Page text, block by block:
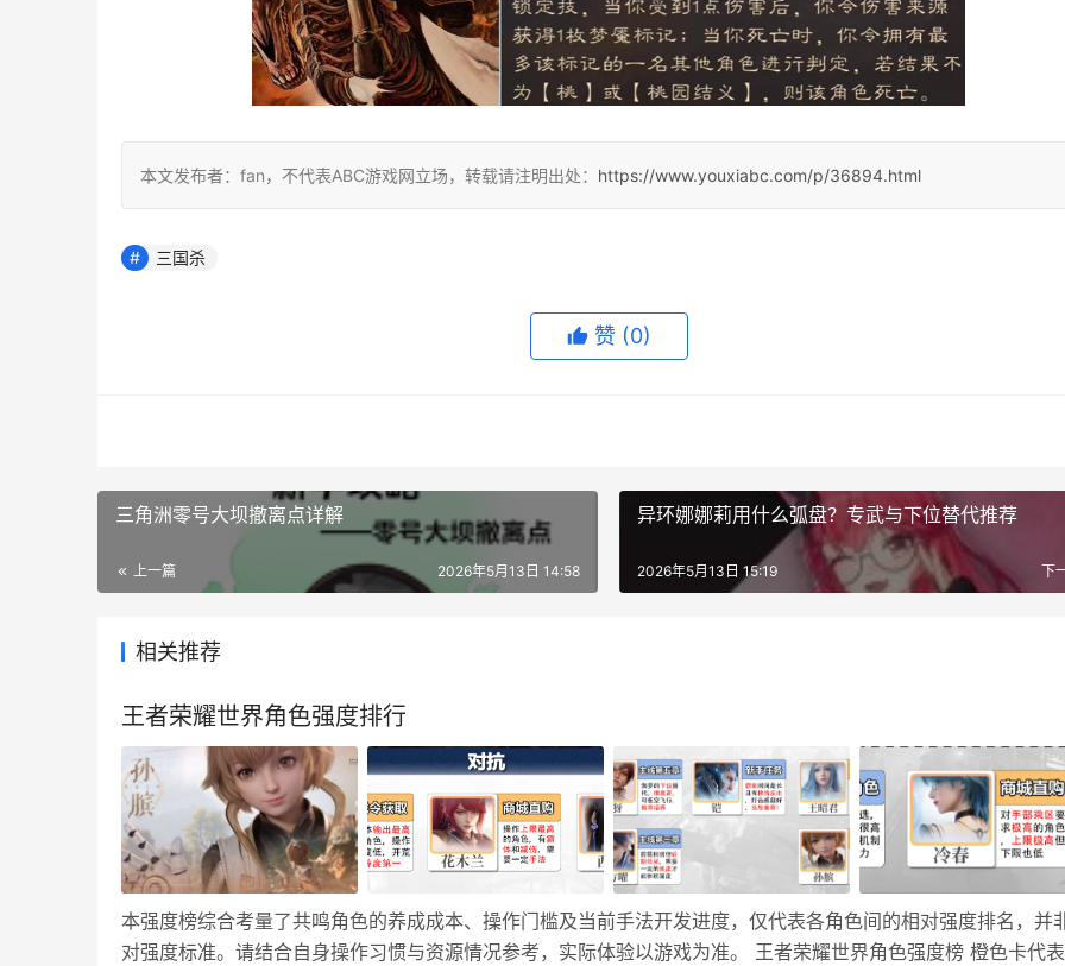
本文发布者：fan，不代表ABC游戏网立场，转载请注明出处： https://www.youxiabc.com/p/36894.html
三国杀
赞 (0)
三角洲零号大坝撤离点详解
上一篇 2026年5月13日 14:58
异环娜娜莉用什么弧盘？专武与下位替代推荐
下
2026年5月13日 15:19
相关推荐
王者荣耀世界角色强度排行
本强度榜综合考量了共鸣角色的养成成本、操作门槛及当前手法开发进度，仅代表各角色间的相对强度排名，并
对强度标准。请结合自身操作习惯与资源情况参考，实际体验以游戏为准。 王者荣耀世界角色强度榜 橙色卡代